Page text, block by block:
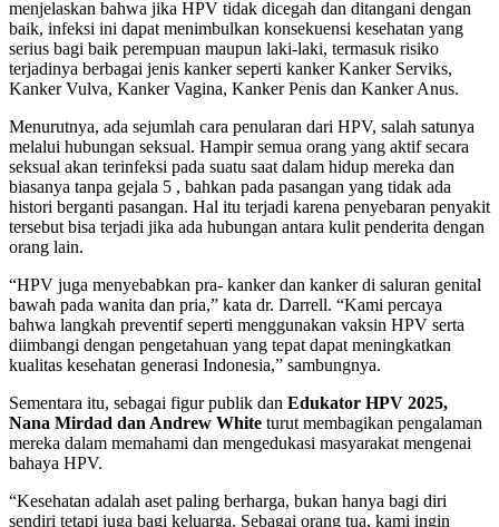
menjelaskan bahwa jika HPV tidak dicegah dan ditangani dengan
baik, infeksi ini dapat menimbulkan konsekuensi kesehatan yang
serius bagi baik perempuan maupun laki-laki, termasuk risiko
terjadinya berbagai jenis kanker seperti kanker Kanker Serviks,
Kanker Vulva, Kanker Vagina, Kanker Penis dan Kanker Anus.
Menurutnya, ada sejumlah cara penularan dari HPV, salah satunya
melalui hubungan seksual. Hampir semua orang yang aktif secara
seksual akan terinfeksi pada suatu saat dalam hidup mereka dan
biasanya tanpa gejala 5 , bahkan pada pasangan yang tidak ada
histori berganti pasangan. Hal itu terjadi karena penyebaran penyakit
tersebut bisa terjadi jika ada hubungan antara kulit penderita dengan
orang lain.
“HPV juga menyebabkan pra- kanker dan kanker di saluran genital
bawah pada wanita dan pria,” kata dr. Darrell. “Kami percaya
bahwa langkah preventif seperti menggunakan vaksin HPV serta
diimbangi dengan pengetahuan yang tepat dapat meningkatkan
kualitas kesehatan generasi Indonesia,” sambungnya.
Sementara itu, sebagai figur publik dan Edukator HPV 2025,
Nana Mirdad dan Andrew White turut membagikan pengalaman
mereka dalam memahami dan mengedukasi masyarakat mengenai
bahaya HPV.
“Kesehatan adalah aset paling berharga, bukan hanya bagi diri
sendiri tetapi juga bagi keluarga. Sebagai orang tua, kami ingin